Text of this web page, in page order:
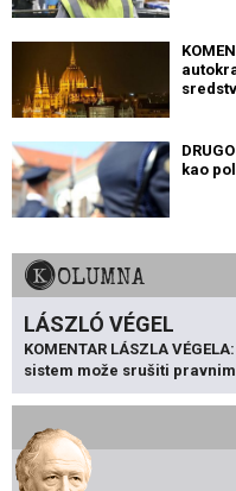
kao
KOLUMNA
LÁSZLÓ VÉGEL
KOMENTAR LÁSZLA
sistem može srušiti